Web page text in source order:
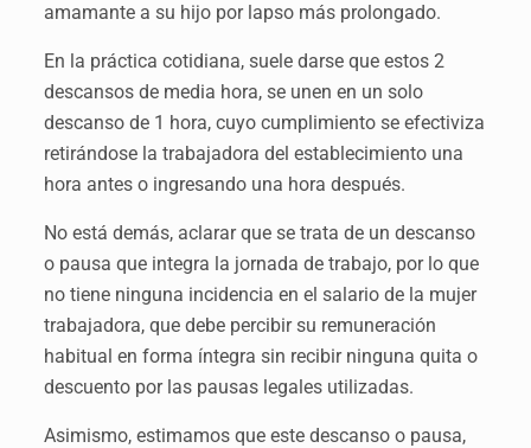
amamante a su hijo por lapso más prolongado.
En la práctica cotidiana, suele darse que estos 2
descansos de media hora, se unen en un solo
descanso de 1 hora, cuyo cumplimiento se efectiviza
retirándose la trabajadora del establecimiento una
hora antes o ingresando una hora después.
No está demás, aclarar que se trata de un descanso
o pausa que integra la jornada de trabajo, por lo que
no tiene ninguna incidencia en el salario de la mujer
trabajadora, que debe percibir su remuneración
habitual en forma íntegra sin recibir ninguna quita o
descuento por las pausas legales utilizadas.
Asimismo, estimamos que este descanso o pausa,